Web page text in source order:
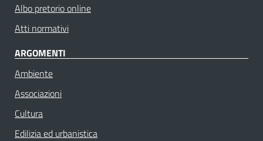
Albo pretorio online
Atti normativi
ARGOMENTI
Ambiente
Associazioni
Cultura
Edilizia ed urbanistica